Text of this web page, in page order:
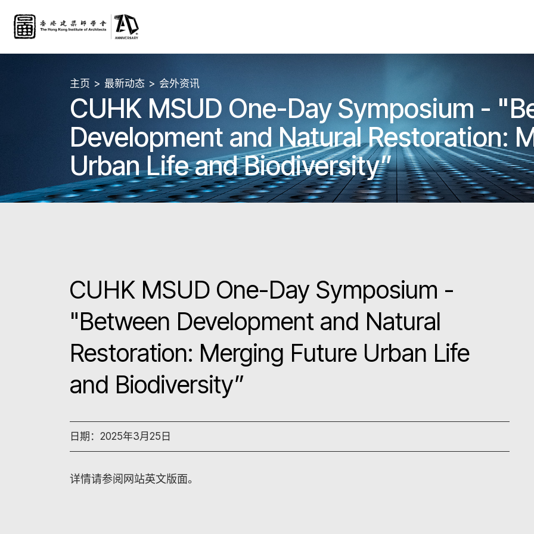
主页 最新动态 会外资讯
CUHK MSUD One-Day Symposium -
Development and Natural Restoration:
Urban Life and Biodiversity”
CUHK MSUD One-Day Symposium -
"Between Development and Natural
Restoration: Merging Future Urban Life
and Biodiversity”
日期：2025年3月25日
详情请参阅网站英文版面。